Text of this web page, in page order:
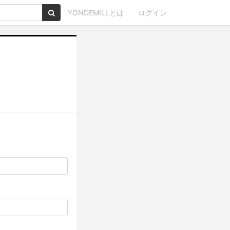
YONDEMILLとは ログイン